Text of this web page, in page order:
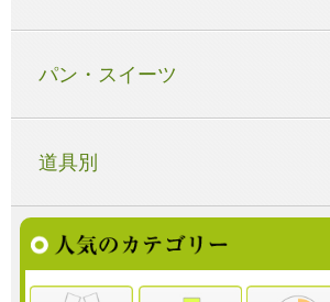
パン・スイーツ
道具別